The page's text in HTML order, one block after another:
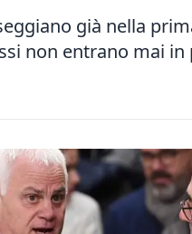
già nella
non entrano mai